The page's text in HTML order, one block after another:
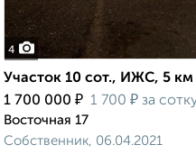
4
Участок 10 сот., ИЖС, 5 км
1 700 000 ₽ 1 700 ₽ за
Восточная 17
Собственник, 06.04.2021